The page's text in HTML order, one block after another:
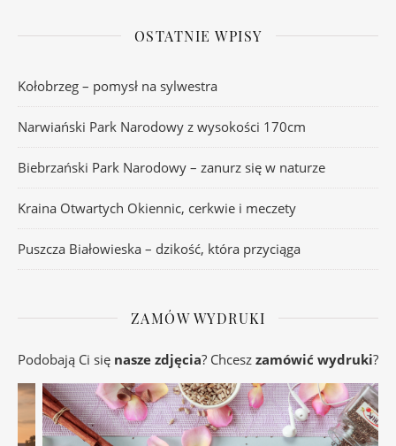
OSTATNIE WPISY
Kołobrzeg – pomysł na sylwestra
Narwiański Park Narodowy z wysokości 170cm
Biebrzański Park Narodowy – zanurz się w naturze
Kraina Otwartych Okiennic, cerkwie i meczety
Puszcza Białowieska – dzikość, która przyciąga
ZAMÓW WYDRUKI
Podobają Ci się nasze zdjęcia? Chcesz zamówić wydruki?